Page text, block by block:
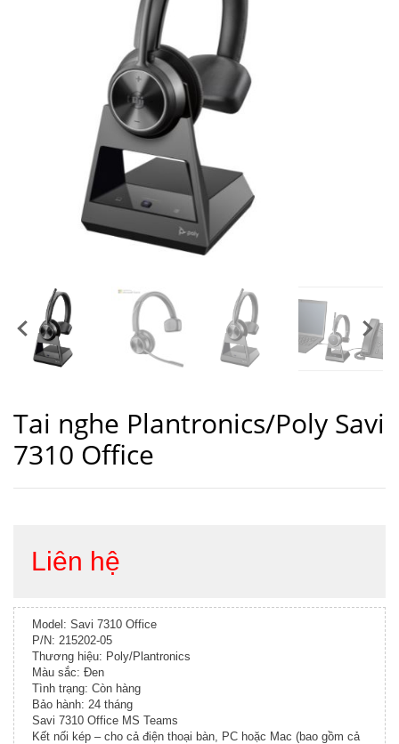
Tai nghe Plantronics/Poly Savi
7310 Office
Liên hệ
Model: Savi 7310 Office
P/N: 215202-05
Thương hiệu: Poly/Plantronics
Màu sắc: Đen
Tình trạng: Còn hàng
Bảo hành: 24 tháng
Savi 7310 Office MS Teams
Kết nối kép – cho cả điện thoại bàn, PC hoặc Mac (bao gồm cả